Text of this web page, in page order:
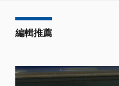
編輯推薦